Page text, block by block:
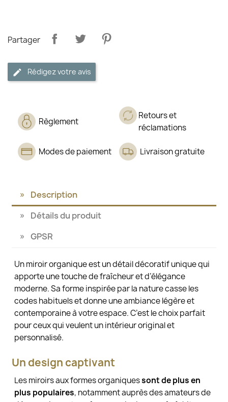
Partager
Rédigez votre avis
Règlement
Retours et
réclamations
Modes de paiement Livraison gratuite
Description
Détails du produit
GPSR
Un miroir organique est un détail décoratif unique qui
apporte une touche de fraîcheur et d’élégance
moderne. Sa forme inspirée par la nature casse les
codes habituels et donne une ambiance légère et
contemporaine à votre espace. C’est le choix parfait
pour ceux qui veulent un intérieur original et
personnalisé.
Un design captivant
Les miroirs aux formes organiquessont de plus en
plus populaires, notamment auprès des amateurs de